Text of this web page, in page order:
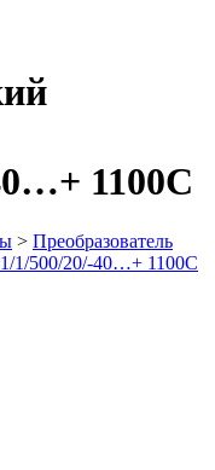
1100С
> Преобразователь
1/500/20/-40…+ 1100С